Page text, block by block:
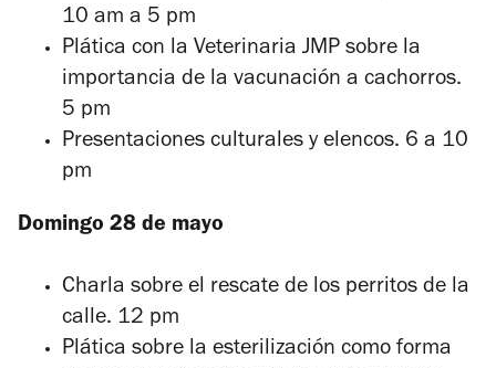
10 am a 5 pm
Plática con la Veterinaria JMP sobre la
importancia de la vacunación a cachorros.
5 pm
Presentaciones culturales y elencos. 6 a 10
pm
Domingo 28 de mayo
Charla sobre el rescate de los perritos de la
calle. 12 pm
Plática sobre la esterilización como forma